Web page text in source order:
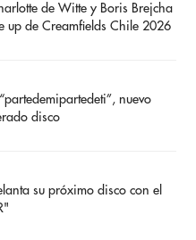
de Witte y Boris Brejcha
up de Creamfields Chile 2026
nuevo
disco
su próximo disco con el